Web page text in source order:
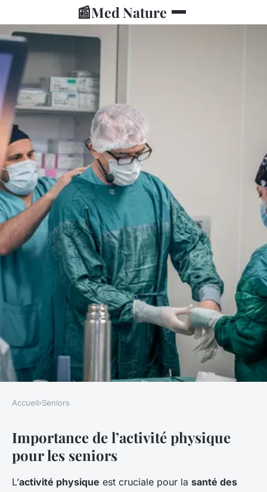
📰Med Nature
Activité physique et
prévention des maladies chez
les seniors
Accueil›Seniors
Importance de l’activité physique
pour les seniors
L’activité physique est cruciale pour la santé des